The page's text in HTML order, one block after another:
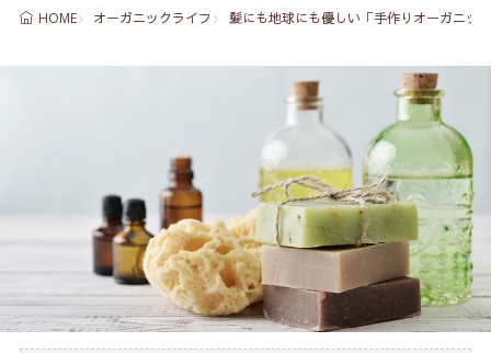
HOME オーガニックライフ 髪にも地球にも優しい「手作りオーガニッ